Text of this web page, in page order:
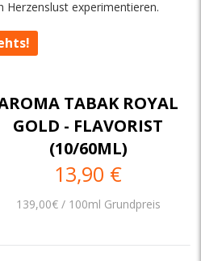
Herzenslust experimentieren.
TABAK ROYAL
GOLD - FLAVORIST
(10/60ML)
13,90 €
139,00€ / 100ml Grundpreis